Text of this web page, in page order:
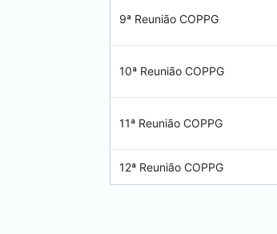
9ª Reunião COPPG
10ª Reunião COPPG
11ª Reunião COPPG
12ª Reunião COPPG